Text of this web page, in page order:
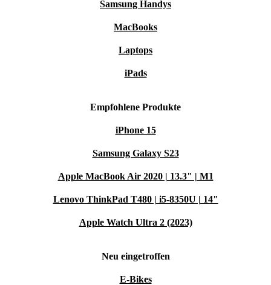
Samsung Handys
MacBooks
Laptops
iPads
Empfohlene Produkte
iPhone 15
Samsung Galaxy S23
Apple MacBook Air 2020 | 13.3" | M1
Lenovo ThinkPad T480 | i5-8350U | 14"
Apple Watch Ultra 2 (2023)
Neu eingetroffen
E-Bikes